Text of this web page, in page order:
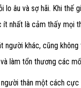
lo âu và sợ hãi. Khi thế
nhất là cảm thấy mọi
người khác, cũng
làm tổn thương các
thân một cách